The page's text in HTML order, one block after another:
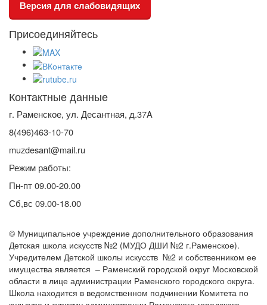
Версия для слабовидящих
Присоединяйтесь
Контактные данные
г. Раменское, ул. Десантная, д.37A
8(496)463-10-70
muzdesant@mail.ru
Режим работы:
Пн-пт 09.00-20.00
Сб,вс 09.00-18.00
© Муниципальное учреждение дополнительного образования
Детская школа искусств №2 (МУДО ДШИ №2 г.Раменское).
Учредителем Детской школы искусств №2 и собственником ее
имущества является – Раменский городской округ Московской
области в лице администрации Раменского городского округа.
Школа находится в ведомственном подчинении Комитета по